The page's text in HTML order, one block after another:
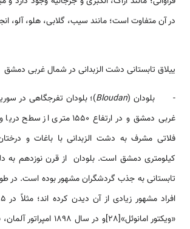
در آن متفاوت است؛ مانند سیب، گلابی، هلو، آلو،
ییلاق تابستانی دشت الزبدانی در شمال غربی دمشق
- بلودان (Bloudan)؛ بلودان تفرجگاهی در
غربی دمشق و در ارتفاع 1550
کیلومتری دمشق است. بلودان از قرن نوزدهم به
تابستانی به جذب گردشگران مشهور بوده است. در
«ویکتور امانوئل»[28]و در